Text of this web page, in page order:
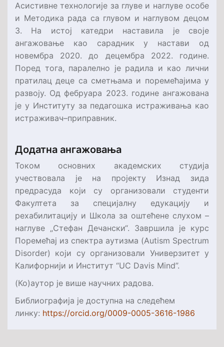
Асистивне технологије за глуве и наглуве особе
и Методика рада са глувом и наглувом децом
3. На истој катедри наставила је своје
ангажовање као сарадник у настави од
новембра 2020. до децембра 2022. године.
Поред тога, паралелно је радила и као лични
пратилац деце са сметњама и поремећајима у
развоју. Од фебруара 2023. године ангажована
је у Институту за педагошка истраживања као
истраживач–приправник.
Додатна ангажовања
Током основних академских студија
учествовала је на пројекту Изнад зида
предрасуда који су организовали студенти
Факултета за специјалну едукацију и
рехабилитацију и Школа за оштећене слухом –
наглуве „Стефан Дечански“. Завршила је курс
Поремећај из спектра аутизма (Autism Spectrum
Disorder) који су организовали Универзитет у
Калифорнији и Институт “UC Davis Mind”.
(Ко)аутор је више научних радовa.
Библиографија је доступна на следећем
линку: https://orcid.org/0009-0005-3616-1986